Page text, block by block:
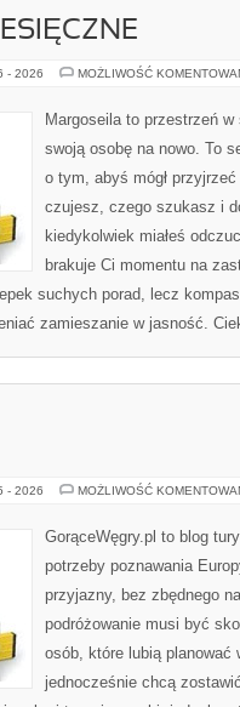
- 2026 MOŻLIWOŚĆ
Margoseila to przestrzeń
swoją osobę na nowo. To
o tym, abyś mógł
czujesz, czego szukasz i
kiedykolwiek miałeś
brakuje Ci momentu na
suchych porad, lecz
zamieszanie w jasność.
- 2026 MOŻLIWOŚĆ
GorąceWęgry.pl to blog
potrzeby poznawania
przyjazny, bez zbędnego
podróżowanie musi być
osób, które lubią
jednocześnie chcą